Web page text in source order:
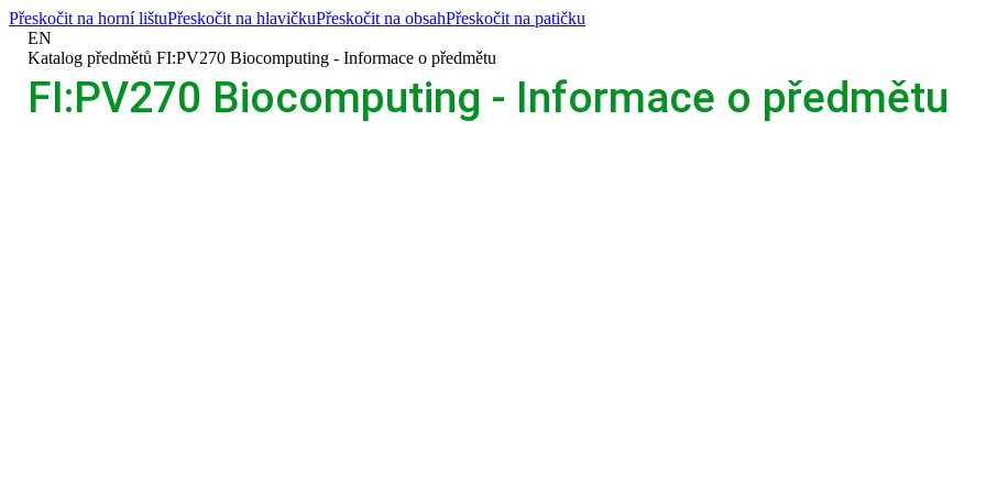
Přeskočit na horní lištuPřeskočit na hlavičkuPřeskočit na obsahPřeskočit na patičku
EN
>
Katalog předmětů >
FI:PV270 Biocomputing - Informace o předmětu
FI:PV270 Biocomputing - Informace o předmětu